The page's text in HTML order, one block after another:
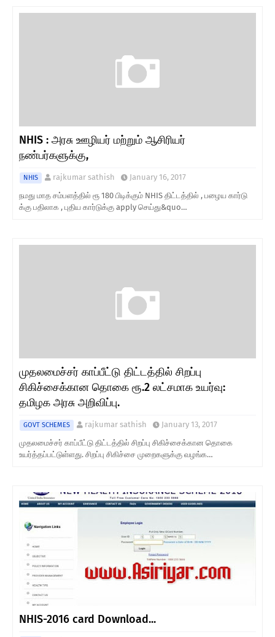
NHIS : அரசு ஊழியர் மற்றும் ஆசிரியர்
நண்பர்களுக்கு,
NHIS rajkumar sathish
January 16, 2017
நமது மாத சம்பளத்தில் ரூ 180 பிடிக்கும் NHIS திட்டத்தில் , பழைய கார்டு
க்கு பதிலாக , புதிய கார்டுக்கு apply செய்து&quo…
முதலமைச்சர் காப்பீட்டு திட்டத்தில் சிறப்பு
சிகிச்சைக்கான தொகை ரூ.2 லட்சமாக உயர்வு:
தமிழக அரசு அறிவிப்பு.
GOVT SCHEMES rajkumar sathish
January 13, 2017
முதலமைச்சர் காப்பீட்டு திட்டத்தில் சிறப்பு சிகிச்சைக்கான தொகை
உயர்த்தப்பட்டுள்ளது. சிறப்பு சிகிச்சை முறைகளுக்கு வழங்க…
NHIS-2016 card Download...